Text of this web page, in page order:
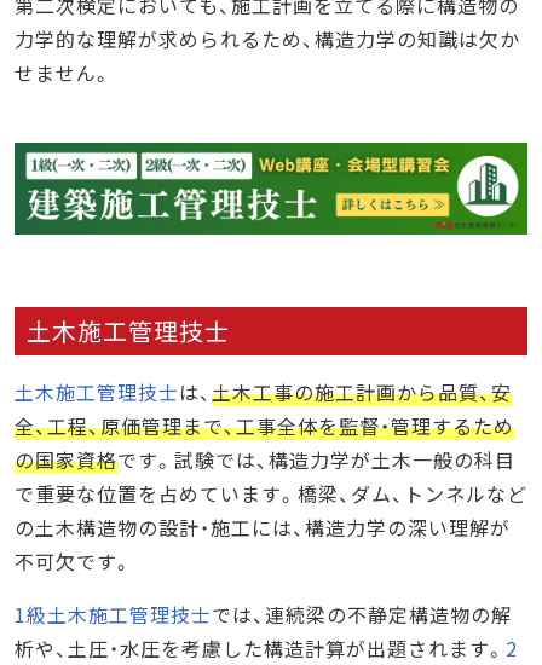
力学的な理解が求められるため、構造力学の知識は欠か
せません。
土木施工管理技士
土木施工管理技士は、土木工事の施工計画から品質、安
全、工程、原価管理まで、工事全体を監督・管理するため
の国家資格です。試験では、構造力学が土木一般の科目
で重要な位置を占めています。橋梁、ダム、トンネルなど
の土木構造物の設計・施工には、構造力学の深い理解が
不可欠です。
1級土木施工管理技士では、連続梁の不静定構造物の解
析や、土圧・水圧を考慮した構造計算が出題されます。 2